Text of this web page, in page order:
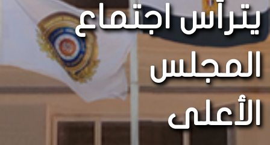
يترأس اجتماع
المجلس
الأعلى